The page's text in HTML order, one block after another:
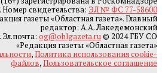
Номер свидетельства: ЭЛ № ФС 77-58600
газеты «Областная газета». Главный
редактор: А.А. Лакедемонский
. Эл.почта: og@oblgazeta.ru© 2024 ГБУ СО
«Редакция газеты «Областная газета»
,Политика использования cookie-
файлов,Пользовательское соглашение